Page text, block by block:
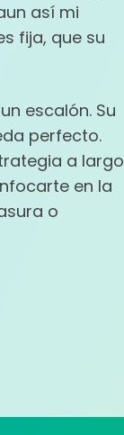
así mi
fija, que su
escalón. Su
perfecto.
a largo
en la
o